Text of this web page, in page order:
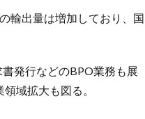
輸出量は増加しており、国
発行などのBPO業務も展
域拡大も図る。